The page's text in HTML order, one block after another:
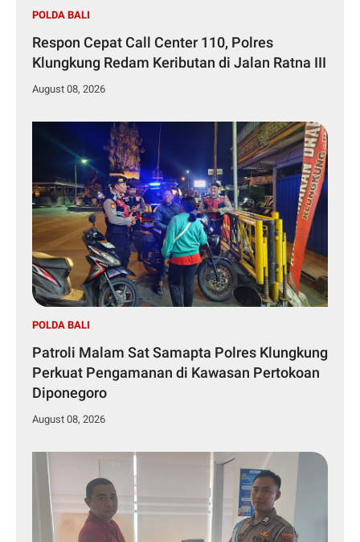
POLDA BALI
Respon Cepat Call Center 110, Polres
Klungkung Redam Keributan di Jalan Ratna III
August 08, 2026
POLDA BALI
Patroli Malam Sat Samapta Polres Klungkung
Perkuat Pengamanan di Kawasan Pertokoan
Diponegoro
August 08, 2026